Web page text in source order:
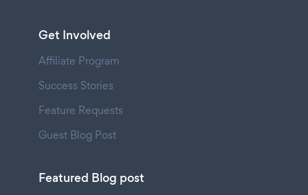
Get Involved
Affiliate Program
Success Stories
Feature Requests
Guest Blog Post
Featured Blog post